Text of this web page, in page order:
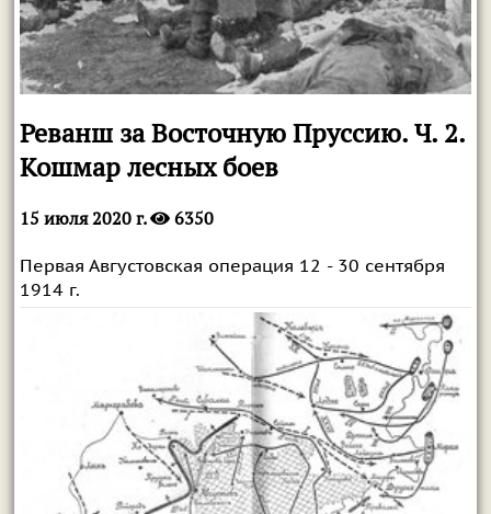
Реванш за Восточную Пруссию. Ч. 2.
Кошмар лесных боев
15 июля 2020 г. 6350
Первая Августовская операция 12 - 30 сентября
1914 г.